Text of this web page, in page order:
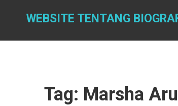
WEBSITE TENTANG
Tag: Marsha